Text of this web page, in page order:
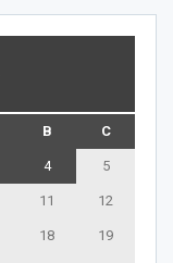
B C
4 5
11 12
18 19